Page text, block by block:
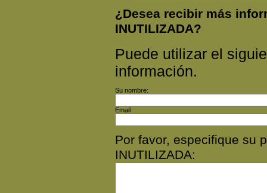
¿Desea recibir más
INUTILIZADA?
Puede utilizar el
información.
Su nombre:
Email
Por favor, especifique su
INUTILIZADA: